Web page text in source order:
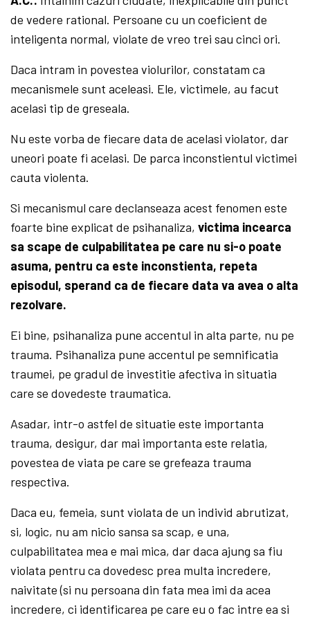
de vedere rational. Persoane cu un coeficient de
inteligenta normal, violate de vreo trei sau cinci ori.
Daca intram in povestea violurilor, constatam ca
mecanismele sunt aceleasi. Ele, victimele, au facut
acelasi tip de greseala.
Nu este vorba de fiecare data de acelasi violator, dar
uneori poate fi acelasi. De parca inconstientul victimei
cauta violenta.
Si mecanismul care declanseaza acest fenomen este
foarte bine explicat de psihanaliza,victima incearca
sa scape de culpabilitatea pe care nu si-o poate
asuma, pentru ca este inconstienta, repeta
episodul, sperand ca de fiecare data va avea o alta
rezolvare.
Ei bine, psihanaliza pune accentul in alta parte, nu pe
trauma. Psihanaliza pune accentul pe semnificatia
traumei, pe gradul de investitie afectiva in situatia
care se dovedeste traumatica.
Asadar, intr-o astfel de situatie este importanta
trauma, desigur, dar mai importanta este relatia,
povestea de viata pe care se grefeaza trauma
respectiva.
Daca eu, femeia, sunt violata de un individ abrutizat,
si, logic, nu am nicio sansa sa scap, e una,
culpabilitatea mea e mai mica, dar daca ajung sa fiu
violata pentru ca dovedesc prea multa incredere,
naivitate (si nu persoana din fata mea imi da acea
incredere, ci identificarea pe care eu o fac intre ea si